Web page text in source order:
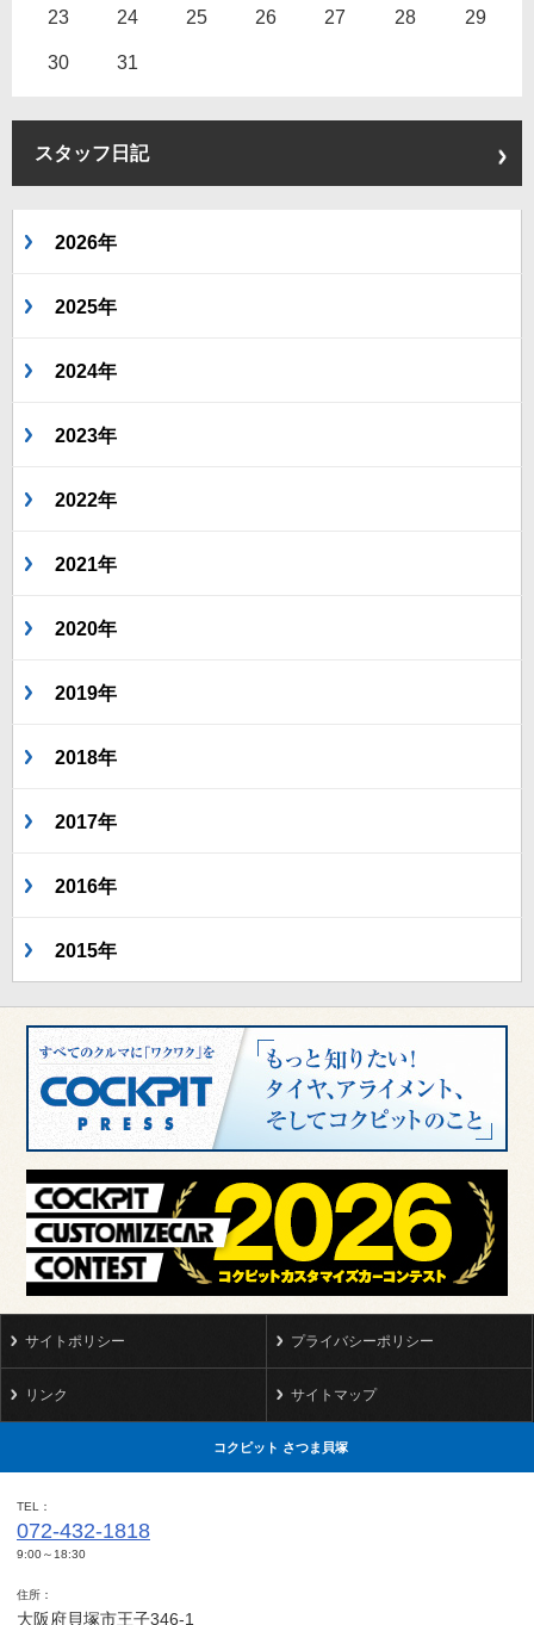
23 24 25 26 27 28 29
30 31
スタッフ日記
2026年
2025年
2024年
2023年
2022年
2021年
2020年
2019年
2018年
2017年
2016年
2015年
サイトポリシー プライバシーポリシー
リンク サイトマップ
コクピット さつま貝塚
TEL
072-432-1818
9:00～18:30
住所
大阪府貝塚市王子346-1